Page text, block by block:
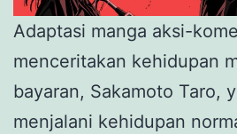
Adaptasi manga aksi-
menceritakan kehidupan
bayaran, Sakamoto Taro,
menjalani kehidupan